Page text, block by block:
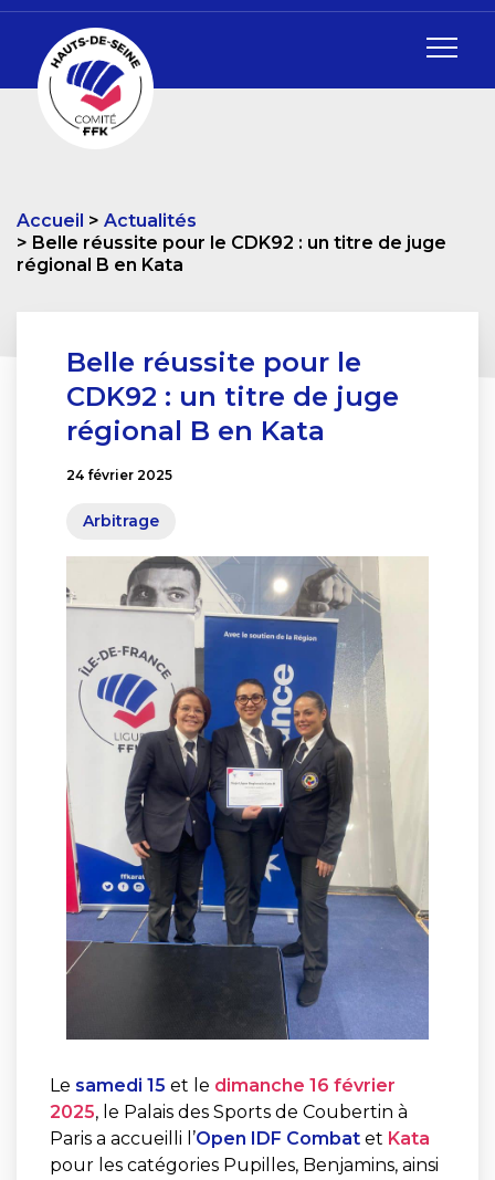
Accueil
Actualités
Belle réussite pour le CDK92 : un titre de juge
régional B en Kata
Belle réussite pour le
CDK92 : un titre de juge
régional B en Kata
24 février 2025
Arbitrage
Le samedi 15 et le dimanche 16 février
2025, le Palais des Sports de Coubertin à
Paris a accueilli l’Open IDF Combat et Kata
pour les catégories Pupilles, Benjamins, ainsi